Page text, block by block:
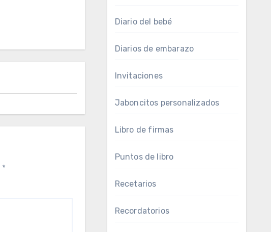
*
Diario del bebé
Diarios de embarazo
Invitaciones
Jaboncitos personalizados
Libro de firmas
Puntos de libro
Recetarios
Recordatorios